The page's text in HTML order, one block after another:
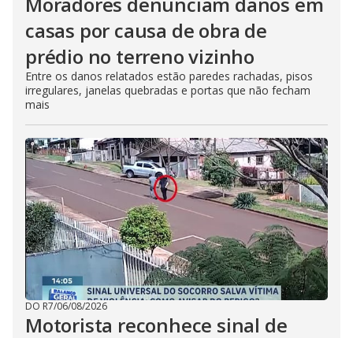
casas por causa de obra de
prédio no terreno vizinho
Entre os danos relatados estão paredes rachadas, pisos
irregulares, janelas quebradas e portas que não fecham
mais
DO R7/06/08/2026
Motorista reconhece sinal de